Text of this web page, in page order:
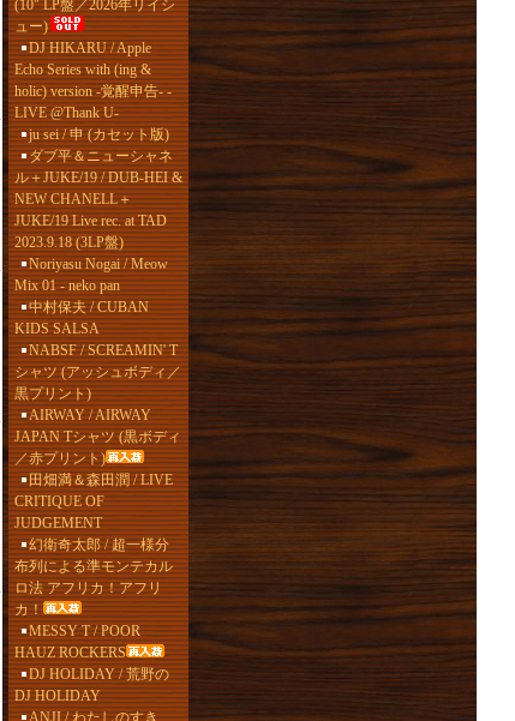
(10" LP盤／2026年リイシ
ュー)
DJ HIKARU / Apple
Echo Series with (ing &
holic) version -覚醒申告- -
LIVE @Thank U-
ju sei / 申 (カセット版)
ダブ平＆ニューシャネ
ル＋JUKE/19 / DUB-HEI &
NEW CHANELL＋
JUKE/19 Live rec. at TAD
2023.9.18 (3LP盤)
Noriyasu Nogai / Meow
Mix 01 - neko pan
中村保夫 / CUBAN
KIDS SALSA
NABSF / SCREAMIN' T
シャツ (アッシュボディ／
黒プリント)
AIRWAY / AIRWAY
JAPAN Tシャツ (黒ボディ
／赤プリント)
田畑満＆森田潤 / LIVE
CRITIQUE OF
JUDGEMENT
幻衛奇太郎 / 超一様分
布列による準モンテカル
ロ法 アフリカ！アフリ
カ！
MESSY T / POOR
HAUZ ROCKERS
DJ HOLIDAY / 荒野の
DJ HOLIDAY
ANJI / わたしのすき